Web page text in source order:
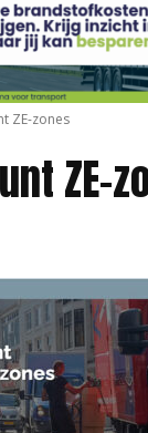
ZE-zones
ZE-